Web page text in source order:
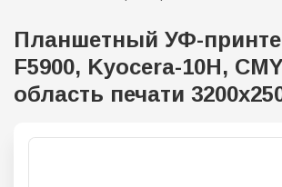
Планшетный УФ-
F5900, Kyocera-10H,
область печати